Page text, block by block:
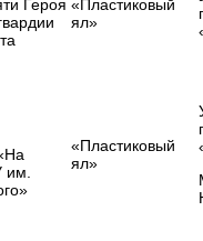
Героя «Пластиковый
ял»
им.
«Пластиковый
ял»